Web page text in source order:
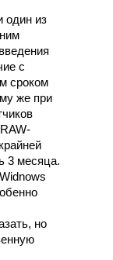
один из
с
сроком
же при
3 месяца.
но